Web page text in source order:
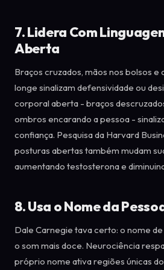
7. Lidera Com
Aberta
Braços cruzados, mãos nos bolsos
longe sinalizam defensividade ou
corporal aberta - braços
ombros encarando a pessoa -
confiança. Pesquisa da Harvard
posturas abertas também mudam
aumentando testosterona e
8. Usa o Nome da
Dale Carnegie tava certo: o nome
o som mais doce. Neurociência
próprio nome ativa regiões únicas